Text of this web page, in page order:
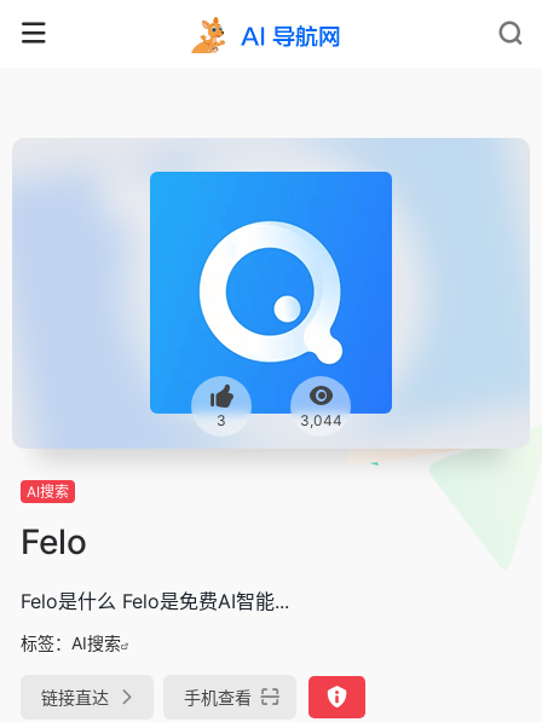
3 3,044
AI搜索
Felo
Felo是什么 Felo是免费AI智能...
标签： AI搜索
链接直达 手机查看